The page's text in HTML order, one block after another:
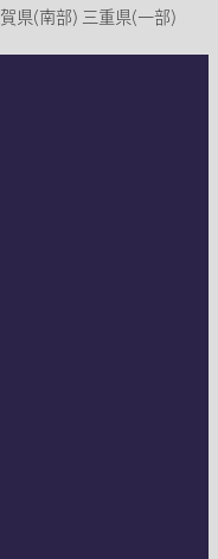
県(南部) 三重県(一部)